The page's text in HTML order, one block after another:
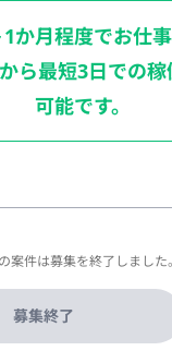
か月程度でお仕事
ら最短3日での稼
可能です。
案件は募集を終了しました。
募集終了